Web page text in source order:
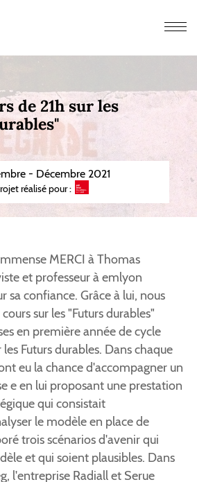
de 21h sur les
- Décembre 2021
réalisé pour :
MERCI à Thomas
et professeur à emlyon
sa confiance. Grâce à lui, nous
sur les "Futurs durables"
en première année de cycle
Futurs durables. Dans chaque
eu la chance d'accompagner un
e en lui proposant une prestation
qui consistait
le modèle en place de
trois scénarios d'avenir qui
et qui soient plausibles. Dans
l'entreprise Radiall et Serue